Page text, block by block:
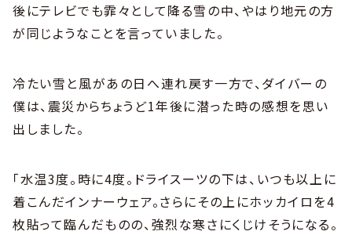
後にテレビでも霏々として降る雪の中、やはり地元の方
が同じようなことを言っていました。
冷たい雪と風があの日へ連れ戻す一方で、ダイバーの
僕は、震災からちょうど1年後に潜った時の感想を思い
出しました。
「水温3度。時に4度。ドライスーツの下は、いつも以上に
着こんだインナーウェア。さらにその上にホッカイロを4
枚貼って臨んだものの、強烈な寒さにくじけそうになる。